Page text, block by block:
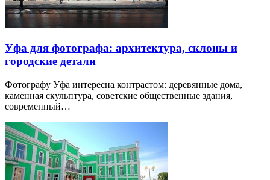
Уфа для фотографа: архитектура, склоны и
городские детали
Фотографу Уфа интересна контрастом: деревянные дома,
каменная скульптура, советские общественные здания,
современный…